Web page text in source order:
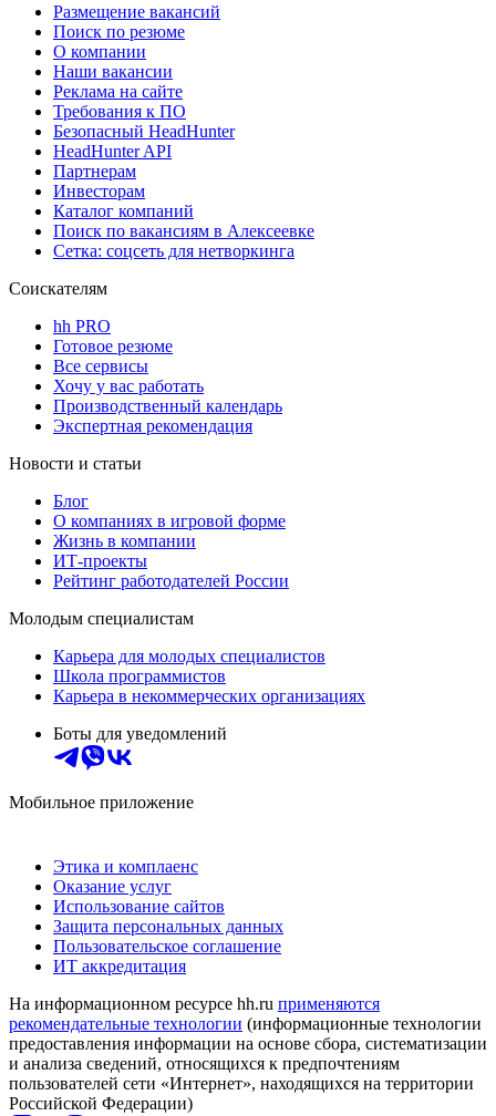
Размещение вакансий
Поиск по резюме
О компании
Наши вакансии
Реклама на сайте
Требования к ПО
Безопасный HeadHunter
HeadHunter API
Партнерам
Инвесторам
Каталог компаний
Поиск по вакансиям в Алексеевке
Сетка: соцсеть для нетворкинга
Соискателям
hh PRO
Готовое резюме
Все сервисы
Хочу у вас работать
Производственный календарь
Экспертная рекомендация
Новости и статьи
Блог
О компаниях в игровой форме
Жизнь в компании
ИТ-проекты
Рейтинг работодателей России
Молодым специалистам
Карьера для молодых специалистов
Школа программистов
Карьера в некоммерческих организациях
Боты для уведомлений
Мобильное приложение
Этика и комплаенс
Оказание услуг
Использование сайтов
Защита персональных данных
Пользовательское соглашение
ИТ аккредитация
На информационном ресурсе hh.ru применяются
рекомендательные технологии (информационные технологии
предоставления информации на основе сбора, систематизации
и анализа сведений, относящихся к предпочтениям
пользователей сети «Интернет», находящихся на территории
Российской Федерации)